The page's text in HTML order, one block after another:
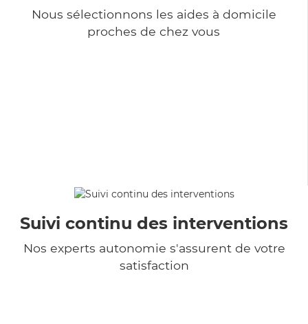
Nous sélectionnons les aides à domicile
proches de chez vous
Suivi continu des interventions
Nos experts autonomie s'assurent de votre
satisfaction